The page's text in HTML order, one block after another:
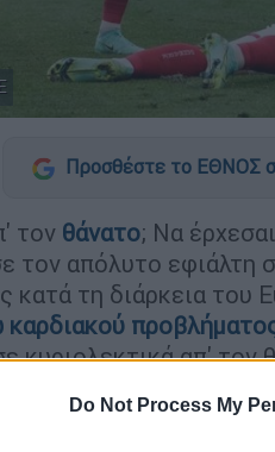
Do Not Process My
Προσθέστε το ΕΘΝΟΣ
τον θάνατο; Να
τον απόλυτο εφιάλτη
κατά τη διάρκεια του
κυριολεκτικά απ' τον
απ' την πρώτη
να